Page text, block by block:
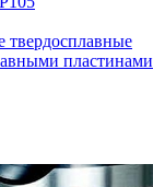
пластинами